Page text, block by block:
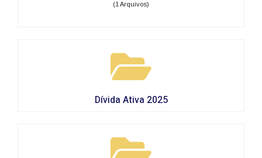
(1 Arquivos)
Dívida Ativa 2025